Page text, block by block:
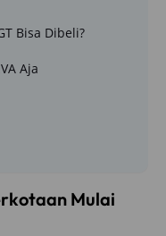
Bisa Dibeli?
Aja
Mulai